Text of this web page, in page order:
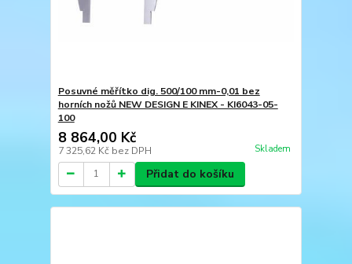
Posuvné měřítko dig. 500/100 mm-0,01 bez
horních nožů NEW DESIGN E KINEX - KI6043-05-
100
8 864,00 Kč
7 325,62 Kč bez DPH Skladem
Přidat do košíku